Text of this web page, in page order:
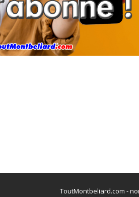
ToutMontbeliard.com -